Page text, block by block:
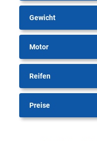
Gewicht
Motor
Reifen
Preise